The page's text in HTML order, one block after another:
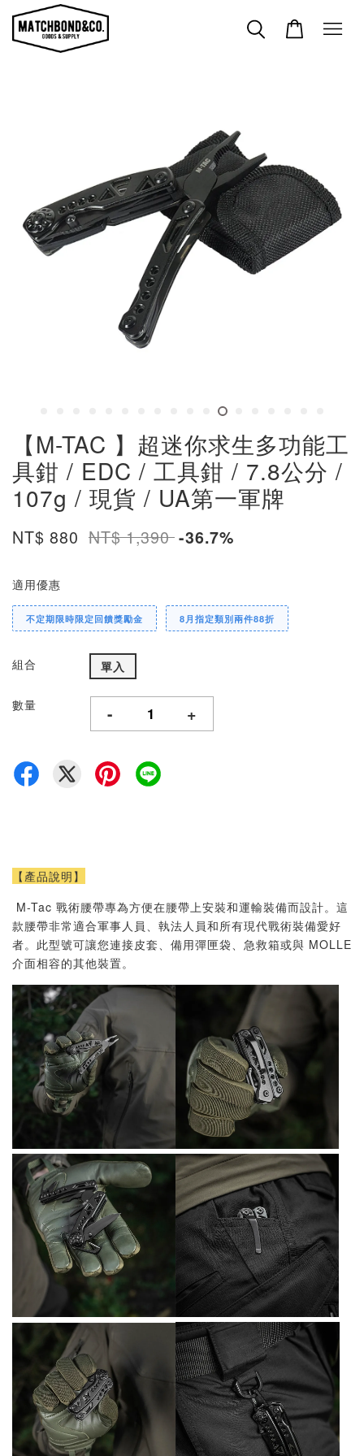
【M-TAC 】超迷你求生多功能工
具鉗 / EDC / 工具鉗 / 7.8公分 /
107g / 現貨 / UA第一軍牌
NT$ 880 NT$ 1,390-36.7%
適用優惠
不定期限時限定回饋獎勵金 8月指定類別兩件88折
組合 單入
數量 - +
【產品說明】
M-Tac 戰術腰帶專為方便在腰帶上安裝和運輸裝備而設計。這
款腰帶非常適合軍事人員、執法人員和所有現代戰術裝備愛好
者。此型號可讓您連接皮套、備用彈匣袋、急救箱或與 MOLLE
介面相容的其他裝置。